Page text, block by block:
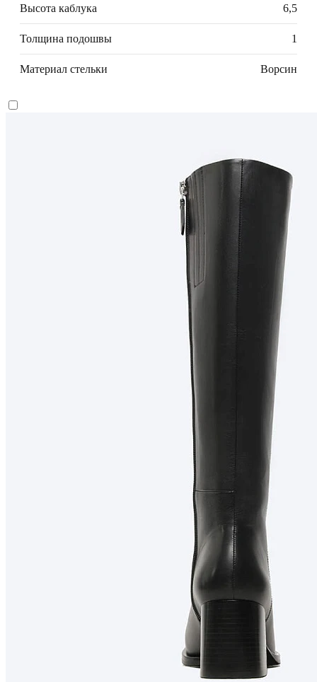
Высота каблука 6,5
Толщина подошвы 1
Материал стельки Ворсин